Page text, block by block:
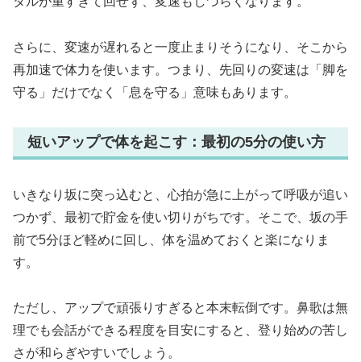
さらに、変速が遅れると一度止まりそうになり、そこから
再加速で体力を使います。つまり、先回りの変速は「脚を
守る」だけでなく「息を守る」意味もあります。
短いアップで体を起こす：最初の5分の使い方
いきなり坂に突っ込むと、心拍が急に上がって呼吸が追い
つかず、最初で貯金を使い切りがちです。そこで、坂の手
前で5分ほど軽めに回し、体を温めておくと楽になりま
す。
ただし、アップで頑張りすぎると本末転倒です。鼻歌は無
理でも会話ができる程度を目安にすると、登り始めの苦し
さが和らぎやすいでしょう。